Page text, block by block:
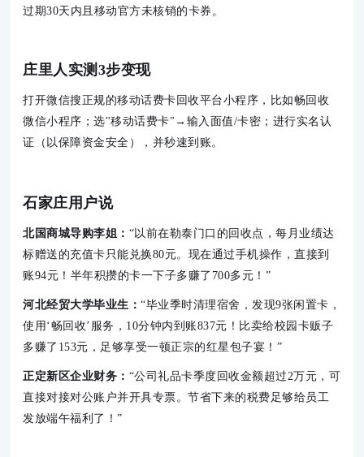
过期30天内且移动官方未核销的卡券。
庄里人实测3步变现
打开微信搜 正规的移动话费卡回收平台小程序，比如畅回收
微信小程序；选"移动话费卡"→输入面值/卡密；进行实名认
证（以保障资金安全），并秒速到账。
石家庄用户说
北国商城导购李姐： “以前在勒泰门口的回收点，每月业绩达
标赠送的充值卡只能兑换80元。现在通过手机操作，直接到
账94元！半年积攒的卡一下子多赚了700多元！”
河北经贸大学毕业生：“毕业季时清理宿舍，发现9张闲置卡，
使用‘畅回收’服务，10分钟内到账837元！比卖给校园卡贩子
多赚了153元，足够享受一顿正宗的红星包子宴！”
正定新区企业财务： “公司礼品卡季度回收金额超过2万元，可
直接对接对公账户并开具专票。节省下来的税费足够给员工
发放端午福利了！”